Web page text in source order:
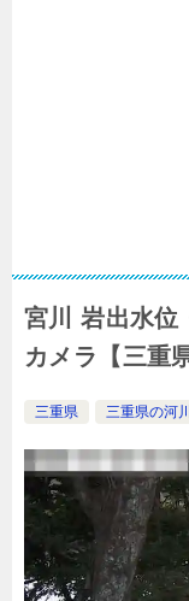
宮川 岩出水位
カメラ【三重
三重県 三重県の河川